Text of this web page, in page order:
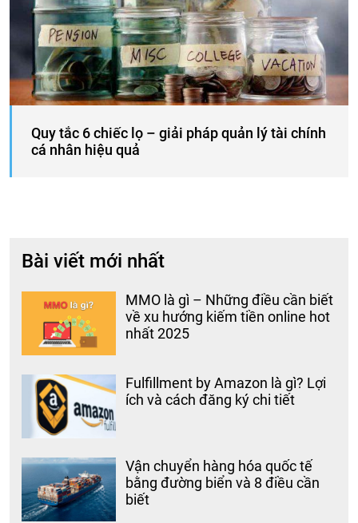
Quy tắc 6 chiếc lọ – giải pháp quản lý tài chính
cá nhân hiệu quả
Bài viết mới nhất
MMO là gì – Những điều cần biết
về xu hướng kiếm tiền online hot
nhất 2025
Fulfillment by Amazon là gì? Lợi
ích và cách đăng ký chi tiết
Vận chuyển hàng hóa quốc tế
bằng đường biển và 8 điều cần
biết